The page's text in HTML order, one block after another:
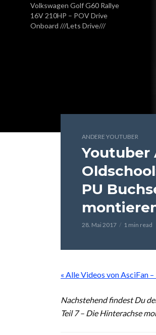
Volkswagen Golf G60 Rallye
16V 210HP – POV Drive
Onboard ///Lets Drive///
ANDERE YOUTUBER
Youtuber
PU
28. Mai 2017 1 min read
« Alle Videos von AsciFan
Nachstehend findest Du
Teil 7 – Die Hinterachse